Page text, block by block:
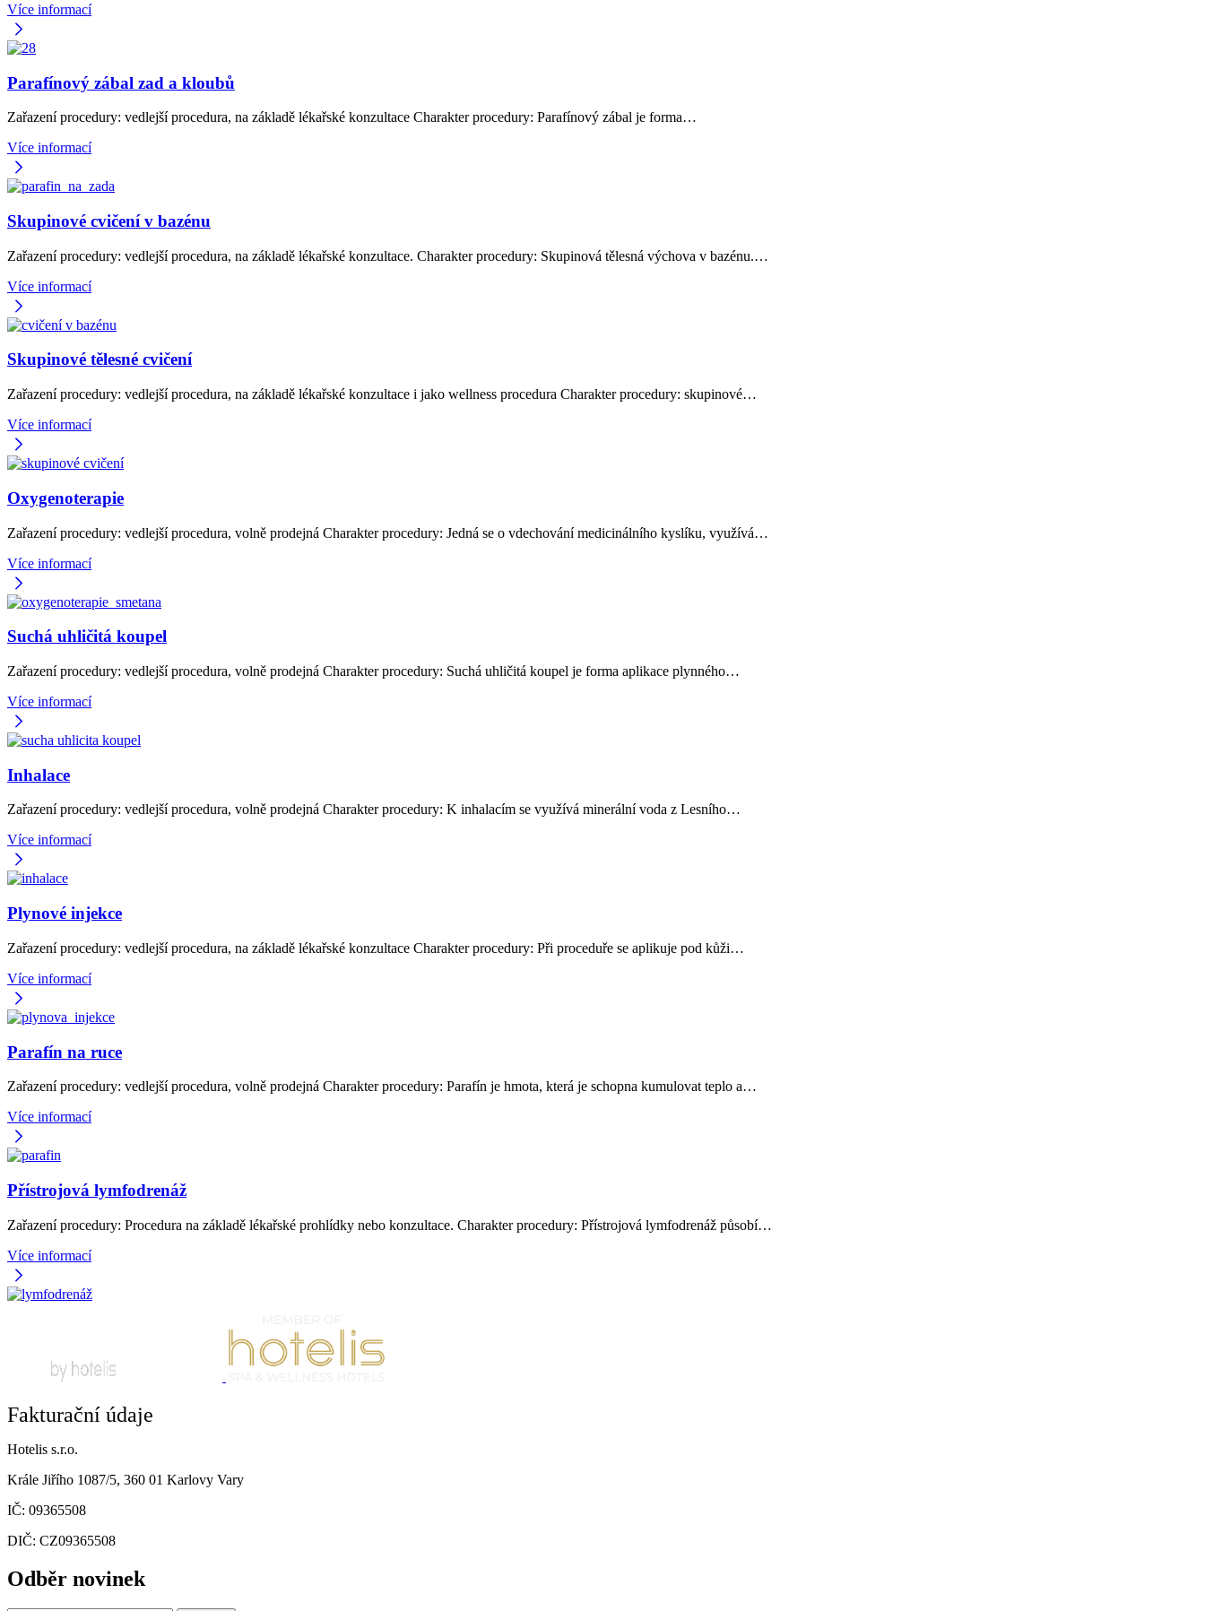
Více informací
Parafínový zábal zad a kloubů
Zařazení procedury: vedlejší procedura, na základě lékařské konzultace Charakter procedury: Parafínový zábal je forma…
Více informací
Skupinové cvičení v bazénu
Zařazení procedury: vedlejší procedura, na základě lékařské konzultace. Charakter procedury: Skupinová tělesná výchova v bazénu.…
Více informací
Skupinové tělesné cvičení
Zařazení procedury: vedlejší procedura, na základě lékařské konzultace i jako wellness procedura Charakter procedury: skupinové…
Více informací
Oxygenoterapie
Zařazení procedury: vedlejší procedura, volně prodejná Charakter procedury: Jedná se o vdechování medicinálního kyslíku, využívá…
Více informací
Suchá uhličitá koupel
Zařazení procedury: vedlejší procedura, volně prodejná Charakter procedury: Suchá uhličitá koupel je forma aplikace plynného…
Více informací
Inhalace
Zařazení procedury: vedlejší procedura, volně prodejná Charakter procedury: K inhalacím se využívá minerální voda z Lesního…
Více informací
Plynové injekce
Zařazení procedury: vedlejší procedura, na základě lékařské konzultace Charakter procedury: Při proceduře se aplikuje pod kůži…
Více informací
Parafín na ruce
Zařazení procedury: vedlejší procedura, volně prodejná Charakter procedury: Parafín je hmota, která je schopna kumulovat teplo a…
Více informací
Přístrojová lymfodrenáž
Zařazení procedury: Procedura na základě lékařské prohlídky nebo konzultace. Charakter procedury: Přístrojová lymfodrenáž působí…
Více informací
Fakturační údaje
Hotelis s.r.o.
Krále Jiřího 1087/5, 360 01 Karlovy Vary
IČ: 09365508
DIČ: CZ09365508
Odběr novinek